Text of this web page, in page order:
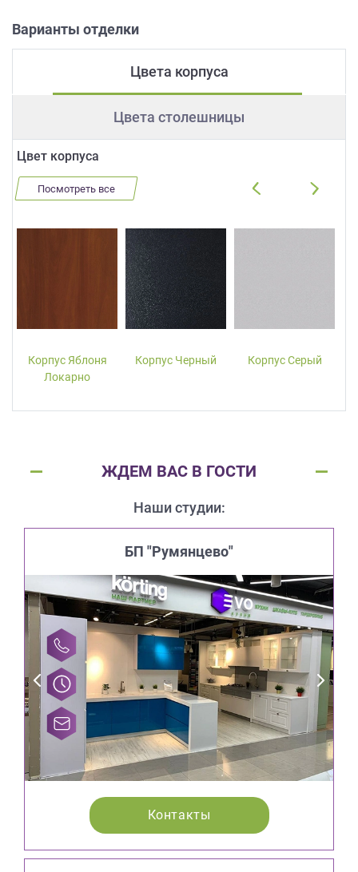
Варианты отделки
Цвета корпуса
Цвета столешницы
Цвет корпуса
Посмотреть все
Корпус Яблоня
Локарно
Корпус Черный Корпус Серый
ЖДЕМ ВАС В ГОСТИ
Наши студии:
БП "Румянцево"
Контакты